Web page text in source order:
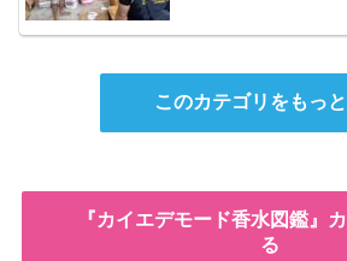
このカテゴリをもっ
『カイエデモード香水図鑑』
る